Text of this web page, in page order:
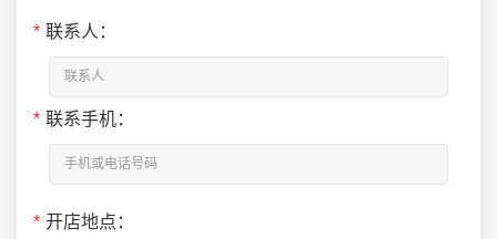
* 联系人：
* 联系手机：
* 开店地点：